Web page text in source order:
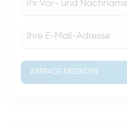
ANFRAGE ABSENDEN